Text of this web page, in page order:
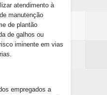
atendimento à
manutenção
de plantão
de galhos ou
iminente em vias
empregados a